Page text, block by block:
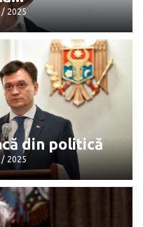
2025
Dorin, pentru
/ 2025
din politică
2025